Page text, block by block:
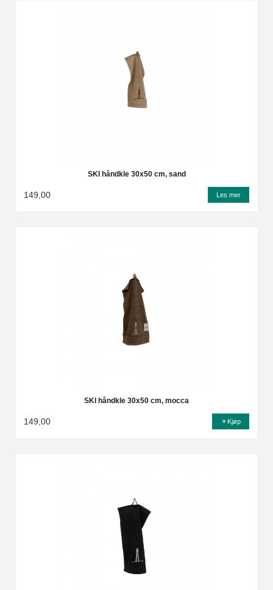
SKI håndkle 30x50 cm, sand
149,00 Les mer
SKI håndkle 30x50 cm, mocca
149,00 Kjøp